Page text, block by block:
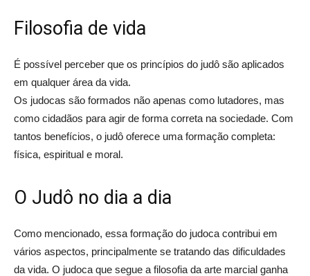
Filosofia de vida
É possível perceber que os princípios do judô são aplicados
em qualquer área da vida.
Os judocas são formados não apenas como lutadores, mas
como cidadãos para agir de forma correta na sociedade. Com
tantos benefícios, o judô oferece uma formação completa:
física, espiritual e moral.
O Judô no dia a dia
Como mencionado, essa formação do judoca contribui em
vários aspectos, principalmente se tratando das dificuldades
da vida. O judoca que segue a filosofia da arte marcial ganha